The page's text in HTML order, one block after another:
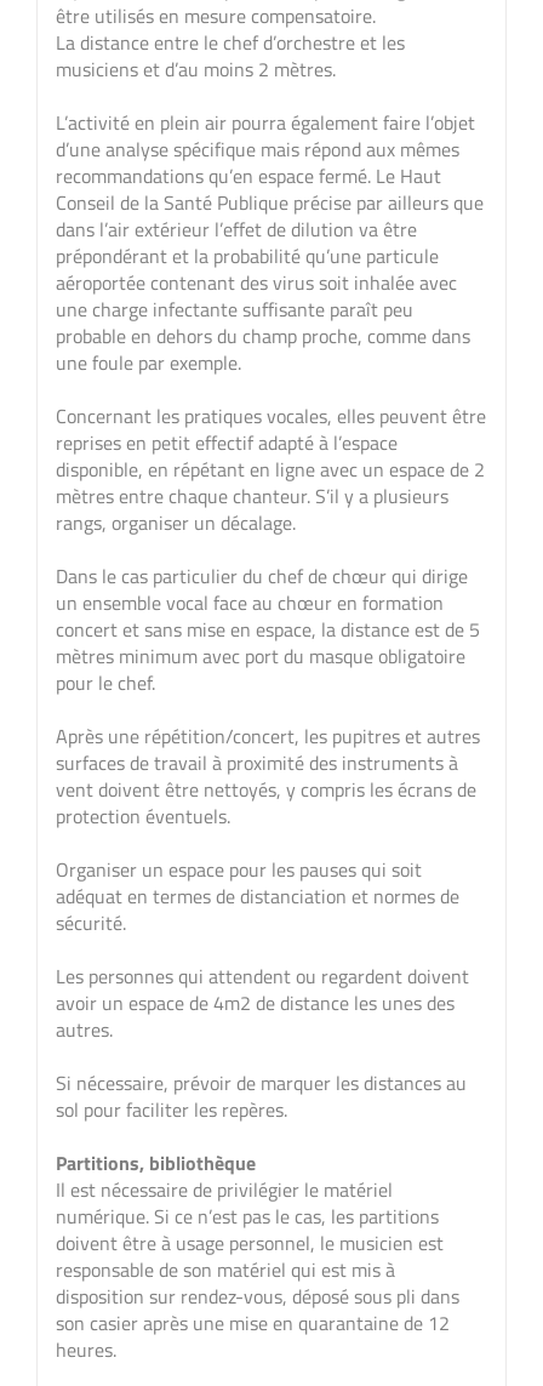
être utilisés en mesure compensatoire.
La distance entre le chef d’orchestre et les
musiciens et d’au moins 2 mètres.
L’activité en plein air pourra également faire l’objet
d’une analyse spécifique mais répond aux mêmes
recommandations qu’en espace fermé. Le Haut
Conseil de la Santé Publique précise par ailleurs que
dans l’air extérieur l’effet de dilution va être
prépondérant et la probabilité qu’une particule
aéroportée contenant des virus soit inhalée avec
une charge infectante suffisante paraît peu
probable en dehors du champ proche, comme dans
une foule par exemple.
Concernant les pratiques vocales, elles peuvent être
reprises en petit effectif adapté à l’espace
disponible, en répétant en ligne avec un espace de 2
mètres entre chaque chanteur. S’il y a plusieurs
rangs, organiser un décalage.
Dans le cas particulier du chef de chœur qui dirige
un ensemble vocal face au chœur en formation
concert et sans mise en espace, la distance est de 5
mètres minimum avec port du masque obligatoire
pour le chef.
Après une répétition/concert, les pupitres et autres
surfaces de travail à proximité des instruments à
vent doivent être nettoyés, y compris les écrans de
protection éventuels.
Organiser un espace pour les pauses qui soit
adéquat en termes de distanciation et normes de
sécurité.
Les personnes qui attendent ou regardent doivent
avoir un espace de 4m2 de distance les unes des
autres.
Si nécessaire, prévoir de marquer les distances au
sol pour faciliter les repères.
Partitions, bibliothèque
Il est nécessaire de privilégier le matériel
numérique. Si ce n’est pas le cas, les partitions
doivent être à usage personnel, le musicien est
responsable de son matériel qui est mis à
disposition sur rendez-vous, déposé sous pli dans
son casier après une mise en quarantaine de 12
heures.